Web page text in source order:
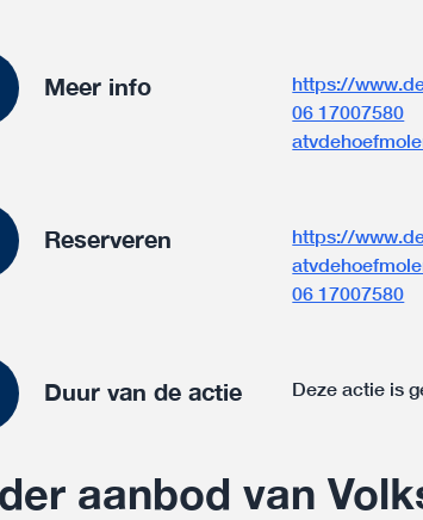
Meer info
https://
06 17007580
Reserveren
https://
06 17007580
Duur van de actie Deze actie is
aanbod van